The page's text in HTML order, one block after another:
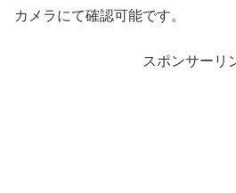
カメラにて確認可能です。
スポンサーリ